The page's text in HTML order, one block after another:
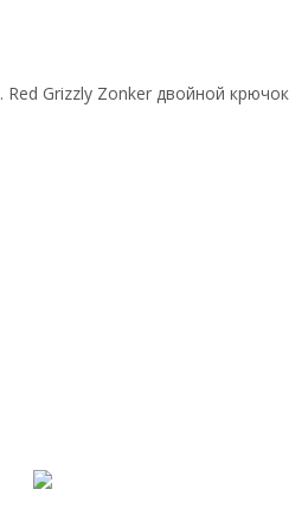
Grizzly Zonker двойной крючок